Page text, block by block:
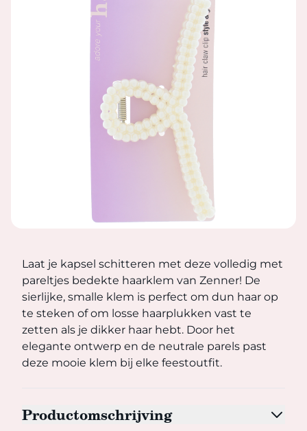
HAARKLEM PARELS 10 CM
Laat je kapsel schitteren met deze volledig met
Laat je kapsel schitteren met deze volledig met
pareltjes bedekte haarklem van Zenner! De
sierlijke, smalle klem is perfect om dun haar op
te steken of om losse haarplukken vast te
zetten als je dikker haar hebt. Door het
elegante ontwerp en de neutrale parels past
deze mooie klem bij elke feestoutfit.
Productomschrijving